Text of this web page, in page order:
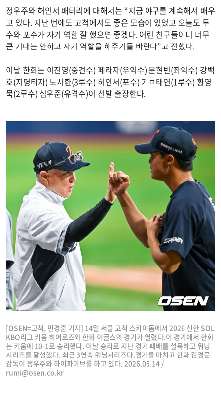
정우주와 허인서 배터리에 대해서는 “지금 야구를 계속해서 배우
고 있다. 지난 번에도 고척에서도 좋은 모습이 있었고 오늘도 투
수와 포수가 자기 역할 잘 했으면 좋겠다. 어린 친구들이니 너무
큰 기대는 안하고 자기 역할을 해주기를 바란다”고 전했다.
이날 한화는 이진영(중견수) 페라자(우익수) 문현빈(좌익수) 강백
호(지명타자) 노시환(3루수) 허인서(포수) 기ㅁ태연(1루수) 황영
묵(2루수) 심우준(유격수)이 선발 출장한다.
[OSEN=고척, 민경훈 기자] 14일 서울 고척 스카이돔에서 2026 신한 SOL
KBO리그 키움 히어로즈와 한화 이글스의 경기가 열렸다.이 경기에서 한화
는 키움에 10-1로 승리했다. 이날 승리로 지난 경기 패배를 설욕하고 위닝
시리즈를 달성했다. 최근 3연속 위닝시리즈다.경기를 마치고 한화 김경문
감독이 정우주와 하이파이브를 하고 있다. 2026.05.14 /
rumi@osen.co.kr